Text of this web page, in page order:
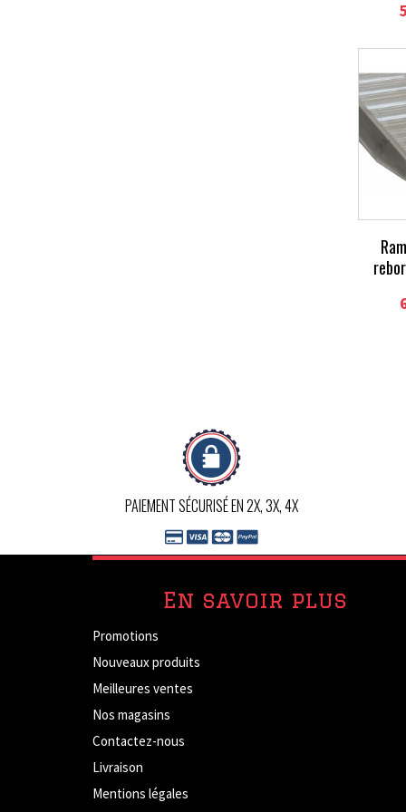
PAIEMENT SÉCURISÉ EN 2X, 3X, 4X
En savoir plus
Promotions
Nouveaux produits
Meilleures ventes
Nos magasins
Contactez-nous
Livraison
Mentions légales